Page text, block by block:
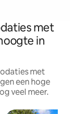
met
in
met
een hoge
veel meer.